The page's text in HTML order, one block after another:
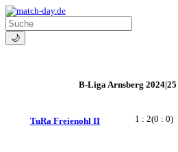
🌙
B-Liga Arnsberg 2024|25
TuRa Freienohl II 1 : 2(0 : 0)